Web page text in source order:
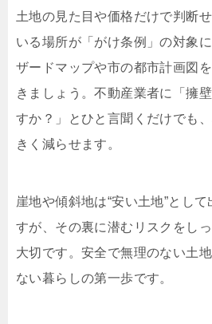
土地の見た目や価格だけで判断
いる場所が「がけ条例」の対象
ザードマップや市の都市計画図
きましょう。不動産業者に「擁
すか？」とひと言聞くだけでも
きく減らせます。
崖地や傾斜地は“安い土地”とし
すが、その裏に潜むリスクをし
大切です。安全で無理のない土
ない暮らしの第一歩です。